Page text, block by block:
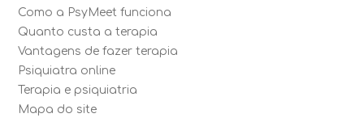
Como a PsyMeet funciona
Quanto custa a terapia
Vantagens de fazer terapia
Psiquiatra online
Terapia e psiquiatria
Mapa do site